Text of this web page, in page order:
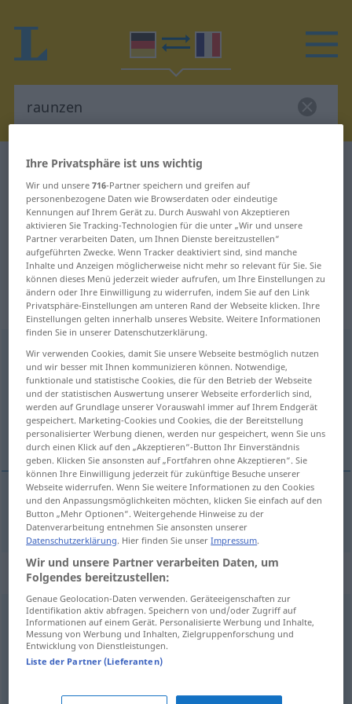
Deutsch-Französisch Wörterbuch
Deutsch-Französisch Übersetzung
für "raunzen"
"raunzen" Französisch Übersetzung
„raunzen“: intransitives Verb
raunzen [ˈraʊntsən]v/i <-(es)t;h.>
Übersicht aller Übersetzungen
(Für mehr Details die Übersetzung anklicken/antippen)
râler
râler raunzen UMG ÖSTERR
Synonyme für "raunzen"
grollen (Hauptform),murren,knurren,brummen,
grummeln
Ihre Privatsphäre ist uns wichtig
Wir und unsere716-Partner speichern und greifen auf
personenbezogene Daten wie Browserdaten oder eindeutige
Kennungen auf Ihrem Gerät zu. Durch Auswahl von Akzeptieren
aktivieren Sie Tracking-Technologien für die unter „Wir und unsere
Partner verarbeiten Daten, um Ihnen Dienste bereitzustellen“
aufgeführten Zwecke. Wenn Tracker deaktiviert sind, sind manche
Inhalte und Anzeigen möglicherweise nicht mehr so relevant für Sie. Sie
können dieses Menü jederzeit wieder aufrufen, um Ihre Einstellungen zu
ändern oder Ihre Einwilligung zu widerrufen, indem Sie auf den Link
Privatsphäre-Einstellungen am unteren Rand der Webseite klicken. Ihre
Einstellungen gelten innerhalb unseres Website. Weitere Informationen
finden Sie in unserer Datenschutzerklärung.
Wir verwenden Cookies, damit Sie unsere Webseite bestmöglich nutzen
und wir besser mit Ihnen kommunizieren können. Notwendige,
funktionale und statistische Cookies, die für den Betrieb der Webseite
und der statistischen Auswertung unserer Webseite erforderlich sind,
werden auf Grundlage unserer Vorauswahl immer auf Ihrem Endgerät
gespeichert. Marketing-Cookies und Cookies, die der Bereitstellung
personalisierter Werbung dienen, werden nur gespeichert, wenn Sie uns
durch einen Klick auf den „Akzeptieren“-Button Ihr Einverständnis
geben. Klicken Sie ansonsten auf „Fortfahren ohne Akzeptieren“. Sie
können Ihre Einwilligung jederzeit für zukünftige Besuche unserer
Webseite widerrufen. Wenn Sie weitere Informationen zu den Cookies
und den Anpassungsmöglichkeiten möchten, klicken Sie einfach auf den
Button „Mehr Optionen“. Weitergehende Hinweise zu der
Datenverarbeitung entnehmen Sie ansonsten unserer
Datenschutzerklärung. Hier finden Sie unserImpressum.
Wir und unsere Partner verarbeiten Daten, um
Folgendes bereitzustellen:
Genaue Geolocation-Daten verwenden. Geräteeigenschaften zur
Identifikation aktiv abfragen. Speichern von und/oder Zugriff auf
Informationen auf einem Gerät. Personalisierte Werbung und Inhalte,
Messung von Werbung und Inhalten, Zielgruppenforschung und
Entwicklung von Dienstleistungen.
Liste der Partner (Lieferanten)